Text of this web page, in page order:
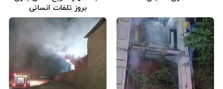
بروز تلفات انسانی